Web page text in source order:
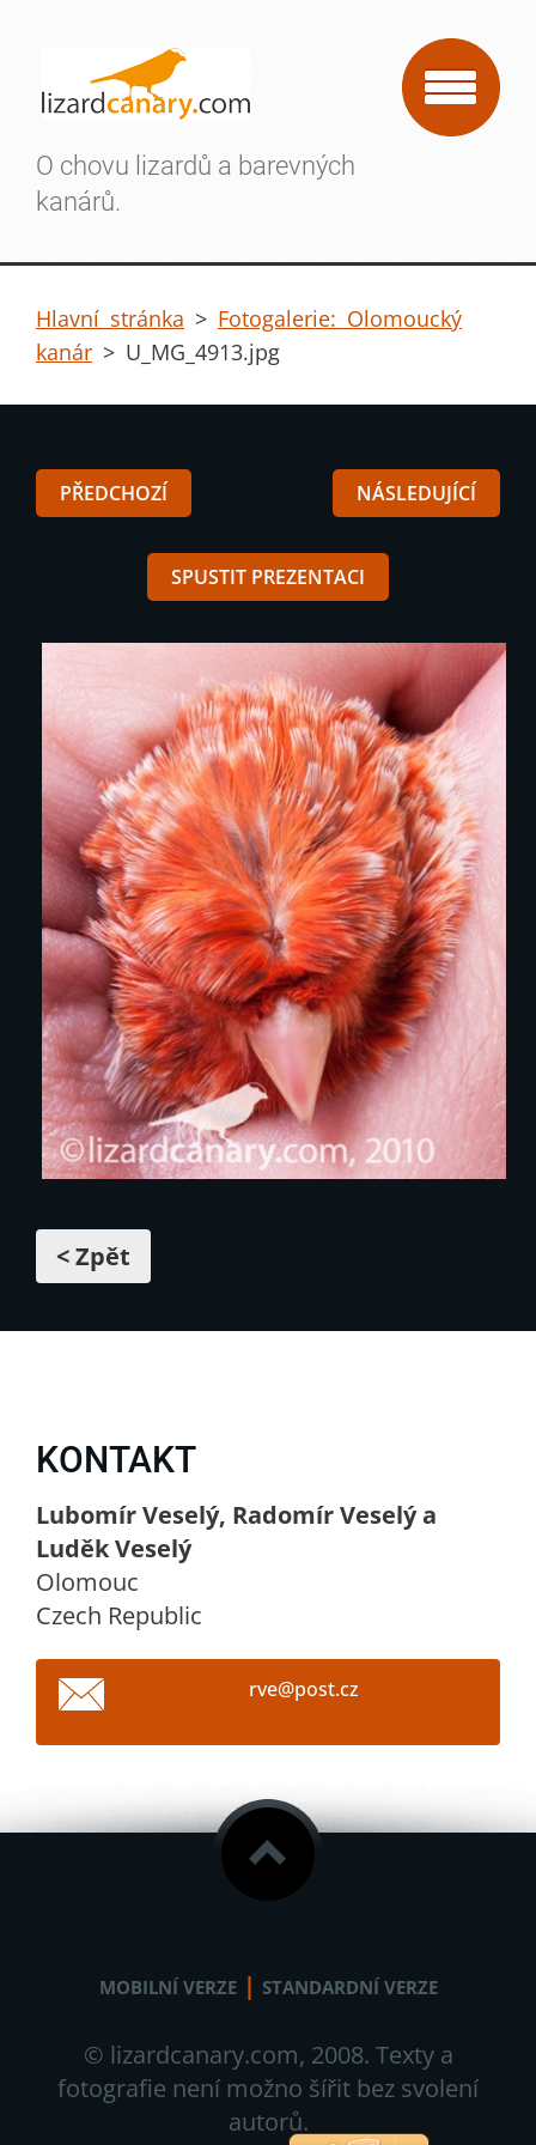
O chovu lizardů a barevných
kanárů.
Hlavní stránka > Fotogalerie: Olomoucký
kanár > U_MG_4913.jpg
PŘEDCHOZÍ NÁSLEDUJÍCÍ
SPUSTIT PREZENTACI
< Zpět
KONTAKT
Lubomír Veselý, Radomír Veselý a
Luděk Veselý
Olomouc
Czech Republic
rve@post.cz
MOBILNÍ VERZE | STANDARDNÍ VERZE
© lizardcanary.com, 2008. Texty a
fotografie není možno šířit bez svolení
autorů.